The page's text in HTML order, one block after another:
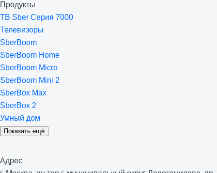
Продукты
ТВ Sber Серия 7000
Телевизоры
SberBoom
SberBoom Home
SberBoom Micro
SberBoom Mini 2
SberBox Max
SberBox 2
Умный дом
Показать ещё
Адрес